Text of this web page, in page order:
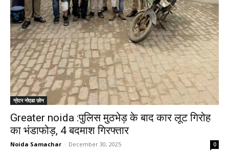
ग्रेटर नोएडा ज़ोन
Greater noida :पुलिस मुठभेड़ के बाद कार लूट गिरोह
का भंडाफोड़, 4 बदमाश गिरफ्तार
Noida Samachar - December 30, 2025 0